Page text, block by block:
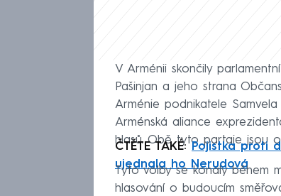
V Arménii skončily
Pašinjan a jeho strana
Arménie podnikatele
Arménská aliance
hlasů. Obě tyto partaje jsou
ČTĚTE TAKÉ:Pojistka proti
ujednala ho Nerudová
Tyto volby se konaly během
hlasování o budoucím